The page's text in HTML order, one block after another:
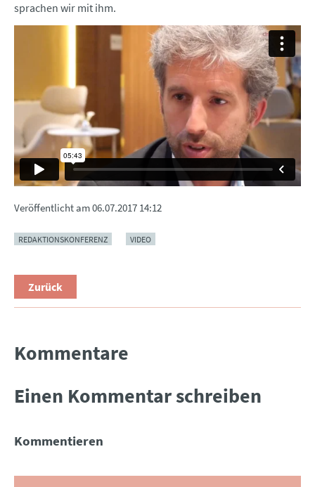
sprachen wir mit ihm.
Veröffentlicht am06.07.2017 14:12
REDAKTIONSKONFERENZ VIDEO
Zurück
Kommentare
Einen Kommentar schreiben
Kommentieren